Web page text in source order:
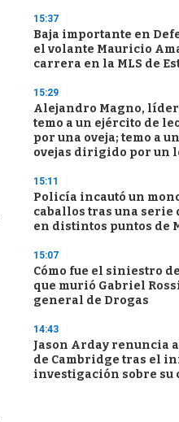
15:37
Baja importante en
el volante Mauricio
carrera en la MLS de
15:29
Alejandro Magno,
temo a un ejército de
por una oveja; temo a
ovejas dirigido por un
15:11
Policía incautó un
caballos tras una serie
en distintos puntos de
15:07
Cómo fue el siniestro
que murió Gabriel
general de Drogas
14:43
Jason Arday renuncia
de Cambridge tras el
investigación sobre su